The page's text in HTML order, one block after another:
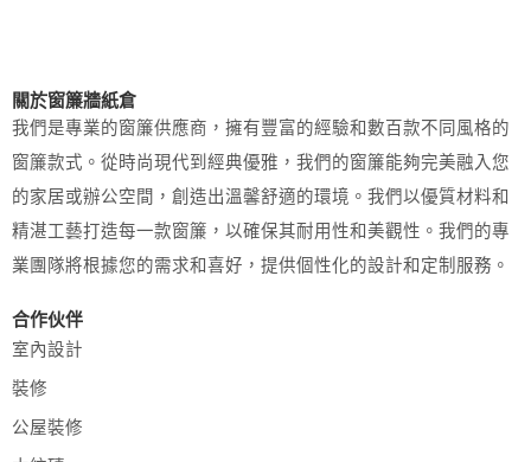
關於窗簾牆紙倉
我們是專業的窗簾供應商，擁有豐富的經驗和數百款不同風格的
窗簾款式。從時尚現代到經典優雅，我們的窗簾能夠完美融入您
的家居或辦公空間，創造出溫馨舒適的環境。我們以優質材料和
精湛工藝打造每一款窗簾，以確保其耐用性和美觀性。我們的專
業團隊將根據您的需求和喜好，提供個性化的設計和定制服務。
合作伙伴
室內設計
裝修
公屋裝修